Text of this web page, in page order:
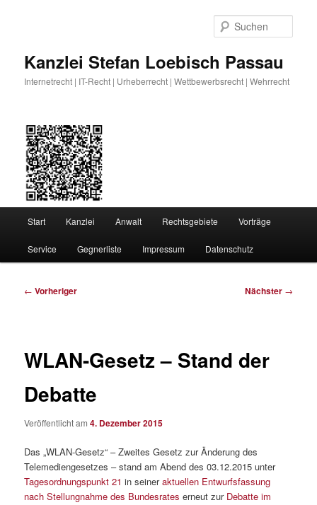
Kanzlei Stefan Loebisch Passau
Internetrecht | IT-Recht | Urheberrecht | Wettbewerbsrecht | Wehrrecht
Start Kanzlei Anwalt Rechtsgebiete Vorträge
Service Gegnerliste Impressum Datenschutz
Beitragsnavigation
← Vorheriger Nächster →
WLAN-Gesetz – Stand der
Debatte
Veröffentlicht am4. Dezember 2015
Das „WLAN-Gesetz“ – Zweites Gesetz zur Änderung des
Telemediengesetzes – stand am Abend des 03.12.2015 unter
Tagesordnungspunkt 21 in seineraktuellen Entwurfsfassung
nach Stellungnahme des Bundesrates erneut zur Debatte im